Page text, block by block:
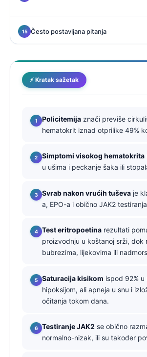
Često postavljana pitanja
⚡ Kratak sažetak
Policitemija znači previše
hematokrit iznad otprilike 49%
Simptomi visokog hematokrita
u ušima i peckanje šaka ili
Svrab nakon vrućih tuševa je
a, EPO-a i obično JAK2
Test eritropoetina rezultati
proizvodnju u koštanoj srži, dok
bubrezima, lijekovima ili
Saturacija kisikom ispod 92%
hipoksijom, ali apneja u snu i
očitanja tokom dana.
Testiranje JAK2 se obično
normalno-nizak, ili su također